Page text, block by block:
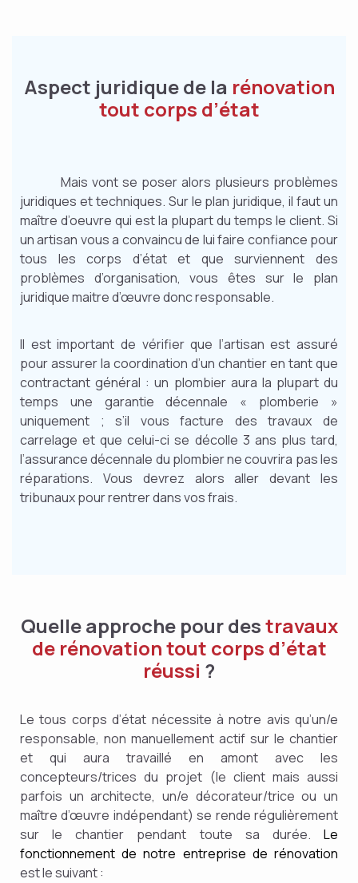
Aspect juridique de la rénovation
tout corps d’état
Mais vont se poser alors plusieurs problèmes
juridiques et techniques. Sur le plan juridique, il faut un
maître d’oeuvre qui est la plupart du temps le client. Si
un artisan vous a convaincu de lui faire confiance pour
tous les corps d’état et que surviennent des
problèmes d’organisation, vous êtes sur le plan
juridique maitre d’œuvre donc responsable.
Il est important de vérifier que l’artisan est assuré
pour assurer la coordination d’un chantier en tant que
contractant général : un plombier aura la plupart du
temps une garantie décennale « plomberie »
uniquement ; s’il vous facture des travaux de
carrelage et que celui-ci se décolle 3 ans plus tard,
l’assurance décennale du plombier ne couvrira pas les
réparations. Vous devrez alors aller devant les
tribunaux pour rentrer dans vos frais.
Quelle approche pour destravaux
de rénovation tout corps d’état
réussi ?
Le tous corps d’état nécessite à notre avis qu’un/e
responsable, non manuellement actif sur le chantier
et qui aura travaillé en amont avec les
concepteurs/trices du projet (le client mais aussi
parfois un architecte, un/e décorateur/trice ou un
maître d’œuvre indépendant) se rende régulièrement
sur le chantier pendant toute sa durée. Le
fonctionnement de notre entreprise de rénovation
est le suivant :